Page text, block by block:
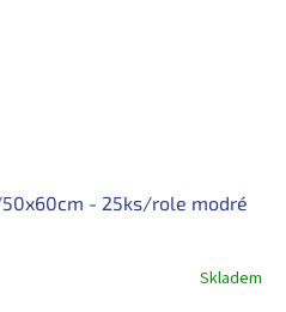
50x60cm - 25ks/role modré
Skladem